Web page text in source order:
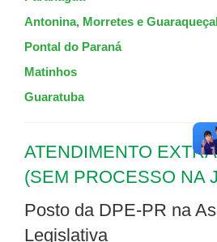
Antonina, Morretes e
Pontal do Paraná
Matinhos
Guaratuba
ATENDIMENTO
(SEM PROCESSO NA
Posto da DPE-PR na
Legislativa